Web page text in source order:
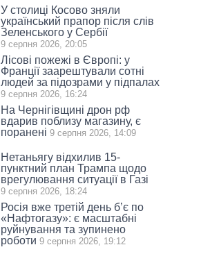
У столиці Косово зняли
український прапор після слів
Зеленського у Сербії
9 серпня 2026, 20:05
Лісові пожежі в Європі: у
Франції заарештували сотні
людей за підозрами у підпалах
9 серпня 2026, 16:24
На Чернігівщині дрон рф
вдарив поблизу магазину, є
поранені 9 серпня 2026, 14:09
Нетаньягу відхилив 15-
пунктний план Трампа щодо
врегулювання ситуації в Газі
9 серпня 2026, 18:24
Росія вже третій день б’є по
«Нафтогазу»: є масштабні
руйнування та зупинено
роботи 9 серпня 2026, 19:12